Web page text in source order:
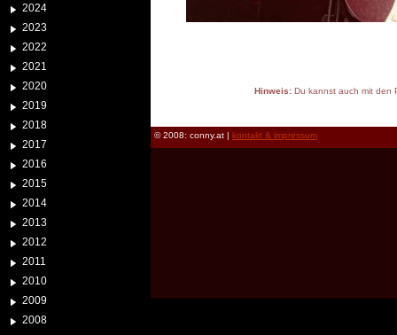
2024
2023
2022
2021
2020
2019
2018
2017
2016
2015
2014
2013
2012
2011
2010
2009
2008
Hinweis:Du kannst auch mit den
© 2008: conny.at | kontakt & impressum